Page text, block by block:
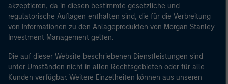
akzeptieren, da in diesen bestimmte gesetzliche und
regulatorische Auflagen enthalten sind, die für die Verbreitung
von Informationen zu den Anlageprodukten von Morgan Stanley
Investment Management gelten.
Die auf dieser Website beschriebenen Dienstleistungen sind
unter Umständen nicht in allen Rechtsgebieten oder für alle
Kunden verfügbar. Weitere Einzelheiten können aus unseren